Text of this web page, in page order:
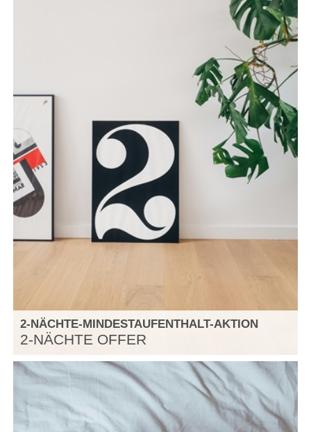
2-NÄCHTE-MINDESTAUFENTHALT-AKTION
2-NÄCHTE OFFER